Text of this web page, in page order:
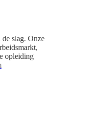
slag. Onze
opleiding